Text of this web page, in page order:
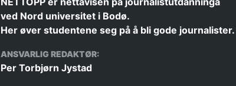
ved Nord universitet i Bodø.
Her øver studentene seg på å bli gode journalister.
ANSVARLIG REDAKTØR:
Per Torbjørn Jystad